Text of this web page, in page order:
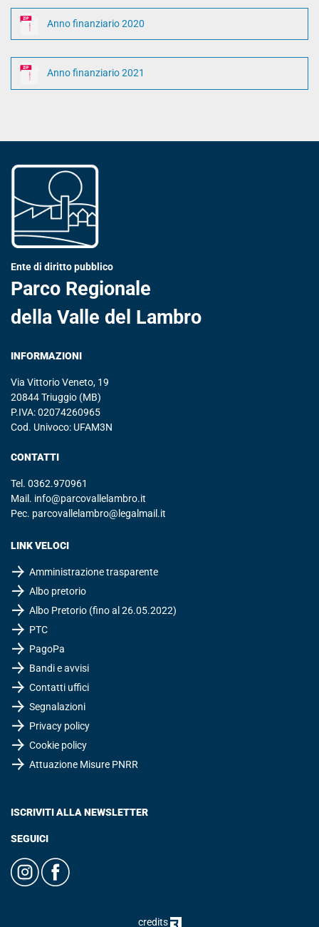
Anno finanziario 2020
Anno finanziario 2021
Ente di diritto pubblico
Parco Regionale
della Valle del Lambro
INFORMAZIONI
Via Vittorio Veneto, 19
20844 Triuggio (MB)
P.IVA: 02074260965
Cod. Univoco: UFAM3N
CONTATTI
Tel. 0362.970961
Mail. info@parcovallelambro.it
Pec. parcovallelambro@legalmail.it
LINK VELOCI
Amministrazione trasparente
Albo pretorio
Albo Pretorio (fino al 26.05.2022)
PTC
PagoPa
Bandi e avvisi
Contatti uffici
Segnalazioni
Privacy policy
Cookie policy
Attuazione Misure PNRR
ISCRIVITI ALLA NEWSLETTER
SEGUICI
credits